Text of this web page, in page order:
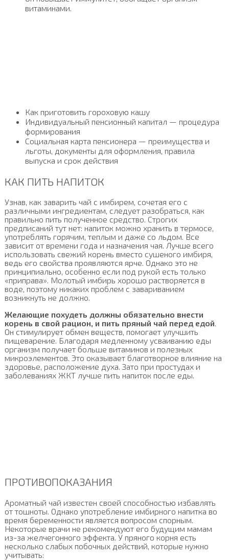
витаминами.
Как приготовить гороховую кашу
Индивидуальный пенсионный капитал — процедура
формирования
Социальная карта пенсионера — преимущества и
льготы, документы для оформления, правила
выпуска и срок действия
КАК ПИТЬ НАПИТОК
Узнав, как заварить чай с имбирем, сочетая его с
различными ингредиентам, следует разобраться, как
правильно пить полученное средство. Строгих
предписаний тут нет: напиток можно хранить в термосе,
употреблять горячим, теплым и даже со льдом. Все
зависит от времени года и назначения чая. Лучше всего
использовать свежий корень вместо сушеного имбиря,
ведь его свойства проявляются ярче. Однако это не
принципиально, особенно если под рукой есть только
«приправа». Молотый имбирь хорошо растворяется в
воде, поэтому никаких проблем с завариванием
возникнуть не должно.
Желающие похудеть должны обязательно внести
корень в свой рацион, и пить пряный чай перед едой.
Он стимулирует обмен веществ, помогает улучшить
пищеварение. Благодаря медленному усваиванию еды
организм получает больше витаминов и полезных
микроэлементов. Это оказывает благотворное влияние на
здоровье, расположение духа. Зато при простудах и
заболеваниях ЖКТ лучше пить напиток после еды.
ПРОТИВОПОКАЗАНИЯ
Ароматный чай известен своей способностью избавлять
от тошноты. Однако употребление имбирного напитка во
время беременности является вопросом спорным.
Некоторые врачи не рекомендуют его будущим мамам
из-за желчегонного эффекта. У пряного корня есть
несколько слабых побочных действий, которые нужно
учитывать: